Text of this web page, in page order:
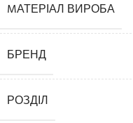
MАТЕРІАЛ ВИРОБА
БРЕНД
РОЗДІЛ